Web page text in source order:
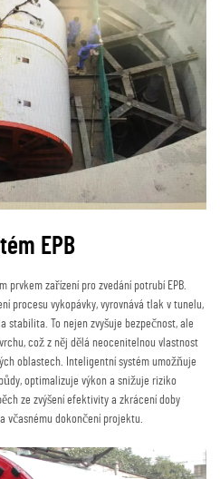
EPB
prvkem zařízení pro zvedání potrubí EPB.
procesu vykopávky, vyrovnává tlak v tunelu,
stabilita. To nejen zvyšuje bezpečnost, ale
což z něj dělá neocenitelnou vlastnost
oblastech. Inteligentní systém umožňuje
optimalizuje výkon a snižuje riziko
ze zvýšení efektivity a zkrácení doby
včasnému dokončení projektu.